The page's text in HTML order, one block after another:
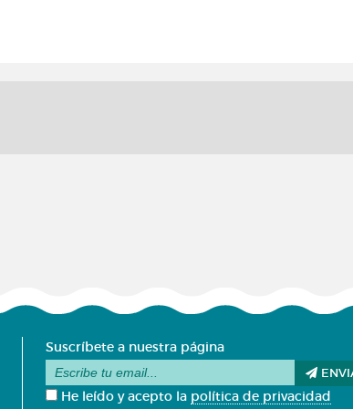
Suscríbete a nuestra página
He leído y acepto la política de privacidad